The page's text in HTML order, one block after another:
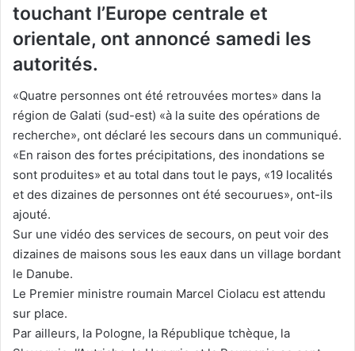
touchant l’Europe centrale et
orientale, ont annoncé samedi les
autorités.
«Quatre personnes ont été retrouvées mortes» dans la
région de Galati (sud-est) «à la suite des opérations de
recherche», ont déclaré les secours dans un communiqué.
«En raison des fortes précipitations, des inondations se
sont produites» et au total dans tout le pays, «19 localités
et des dizaines de personnes ont été secourues», ont-ils
ajouté.
Sur une vidéo des services de secours, on peut voir des
dizaines de maisons sous les eaux dans un village bordant
le Danube.
Le Premier ministre roumain Marcel Ciolacu est attendu
sur place.
Par ailleurs, la Pologne, la République tchèque, la